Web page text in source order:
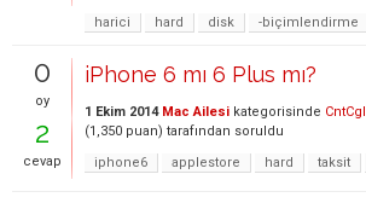
harici
hard disk -biçimlendirme
0
oy
2
cevap
iPhone 6 mı 6 Plus mı?
1 Ekim 2014 Mac Ailesi kategorisinde CntCgl
(1,350 puan) tarafından soruldu
iphone6
applestore hard taksit